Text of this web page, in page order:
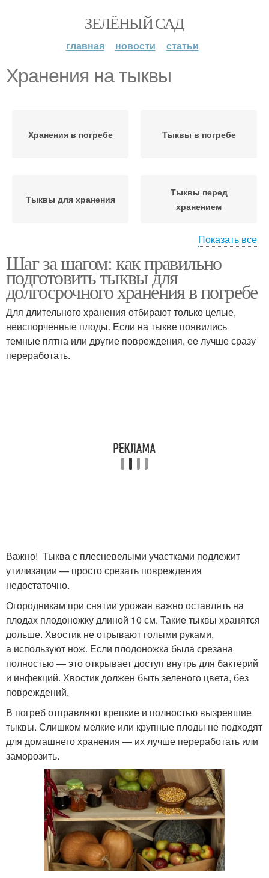
ЗЕЛЁНЫЙ САД
главная новости статьи
Хранения на тыквы
Хранения в погребе Тыквы в погребе
Тыквы для хранения
Тыквы перед
хранением
Соседства с тыквой
Тыква по
универсальным
признакам
Показать все
Шаг за шагом: как правильно
подготовить тыквы для
долгосрочного хранения в погребе
Для длительного хранения отбирают только целые,
неиспорченные плоды. Если на тыкве появились
темные пятна или другие повреждения, ее лучше сразу
переработать.
Важно! Тыква с плесневелыми участками подлежит
утилизации — просто срезать повреждения
недостаточно.
Огородникам при снятии урожая важно оставлять на
плодах плодоножку длиной 10 см. Такие тыквы хранятся
дольше. Хвостик не отрывают голыми руками,
а используют нож. Если плодоножка была срезана
полностью — это открывает доступ внутрь для бактерий
и инфекций. Хвостик должен быть зеленого цвета, без
повреждений.
В погреб отправляют крепкие и полностью вызревшие
тыквы. Слишком мелкие или крупные плоды не подходят
для домашнего хранения — их лучше переработать или
заморозить.